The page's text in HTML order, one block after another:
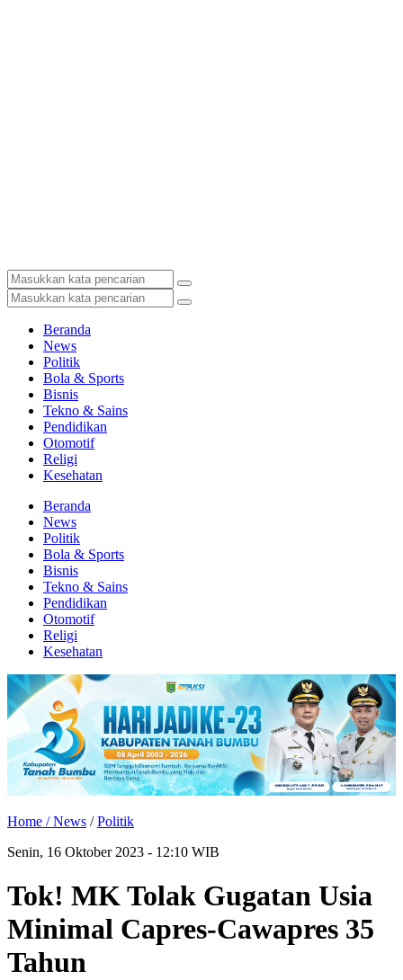
Beranda
News
Politik
Bola & Sports
Bisnis
Tekno & Sains
Pendidikan
Otomotif
Religi
Kesehatan
Beranda
News
Politik
Bola & Sports
Bisnis
Tekno & Sains
Pendidikan
Otomotif
Religi
Kesehatan
Home /News /Politik
Senin, 16 Oktober 2023 - 12:10 WIB
Tok! MK Tolak Gugatan Usia
Minimal Capres-Cawapres 35
Tahun